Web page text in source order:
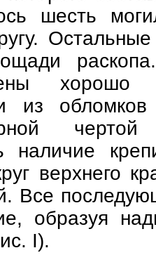
шесть
хорошо
из
чертой
наличие
верхнего
Все
образуя
I).